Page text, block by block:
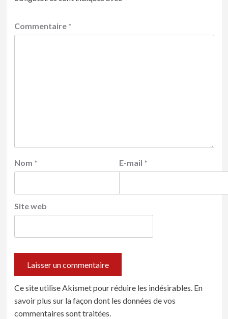
Commentaire *
Nom * E-mail *
Site web
Ce site utilise Akismet pour réduire les indésirables. En
savoir plus sur la façon dont les données de vos
commentaires sont traitées.